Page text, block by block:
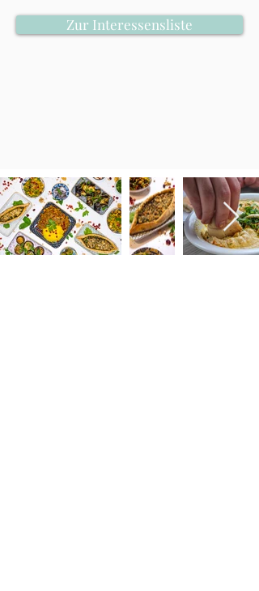
Zur Interessensliste